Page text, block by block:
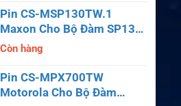
Pin CS-MSP130TW.1
Maxon Cho Bộ Đàm SP130,
SP140, SP150, SL55
Còn hàng
Pin CS-MPX700TW
Motorola Cho Bộ Đàm